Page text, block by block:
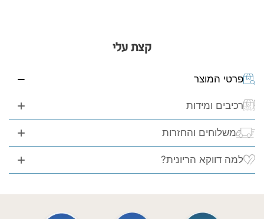
קצת עלי
פרטי המוצר
רכיבים ומידות
משלוחים והחזרות
למה דווקא הריונית?